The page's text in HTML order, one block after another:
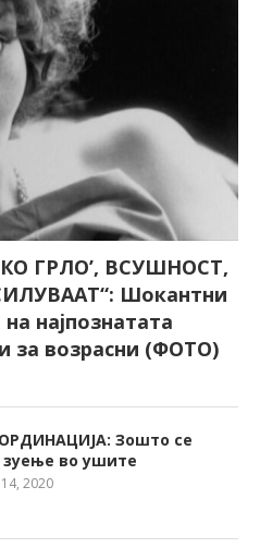
ГРЛО’, ВСУШНОСТ,
Шокантни
најпознатата
за возрасни (ФОТО)
Зошто се
зуење во ушите
2020